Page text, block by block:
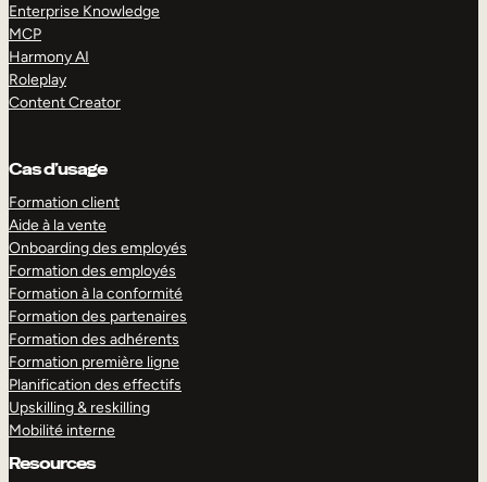
Enterprise Knowledge
MCP
Harmony AI
Roleplay
Content Creator
Cas d’usage
Formation client
Aide à la vente
Onboarding des employés
Formation des employés
Formation à la conformité
Formation des partenaires
Formation des adhérents
Formation première ligne
Planification des effectifs
Upskilling & reskilling
Mobilité interne
Resources